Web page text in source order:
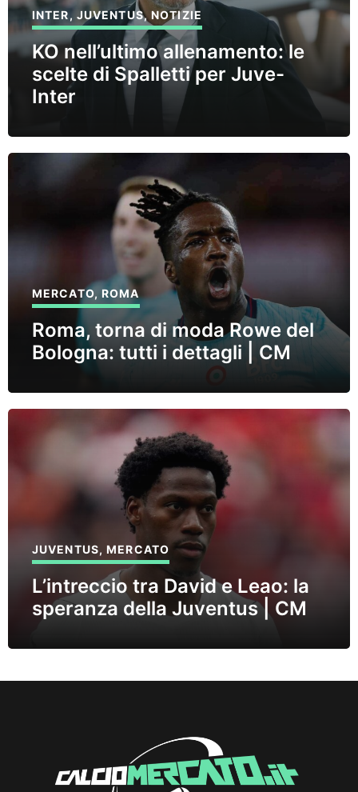
INTER, JUVENTUS,NOTIZIE
KO nell’ultimo allenamento: le
scelte di Spalletti per Juve-
Inter
MERCATO, ROMA
Roma, torna di moda Rowe del
Bologna: tutti i dettagli | CM
JUVENTUS,MERCATO
L’intreccio tra David e Leao: la
speranza della Juventus | CM